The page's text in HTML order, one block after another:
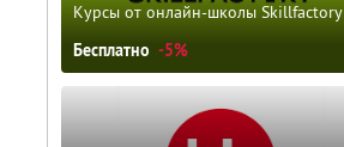
Курсы от онлайн-школы Skillfactory
Бесплатно -5%